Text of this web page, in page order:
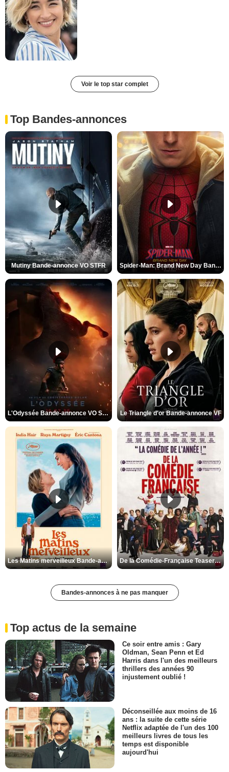
Voir le top star complet
Top Bandes-annonces
Mutiny Bande-annonce VO STFR Spider-Man: Brand New Day Bande-annonce VO STFR
L'Odyssée Bande-annonce VO STFR Le Triangle d'or Bande-annonce VF
Les Matins merveilleux Bande-annonce VF De la Comédie-Française Teaser VF
Bandes-annonces à ne pas manquer
Top actus de la semaine
Ce soir entre amis : Gary
Oldman, Sean Penn et Ed
Harris dans l'un des meilleurs
thrillers des années 90
injustement oublié !
Déconseillée aux moins de 16
ans : la suite de cette série
Netflix adaptée de l'un des 100
meilleurs livres de tous les
temps est disponible
aujourd'hui